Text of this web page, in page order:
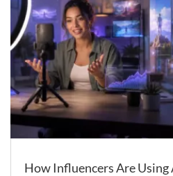
How Influencers Are